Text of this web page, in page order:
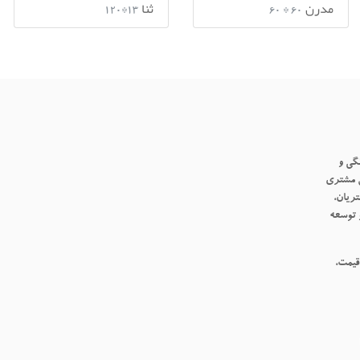
مدرن 60 * 60 ثنا 13*120
و
نگرش مشتری
توسعه